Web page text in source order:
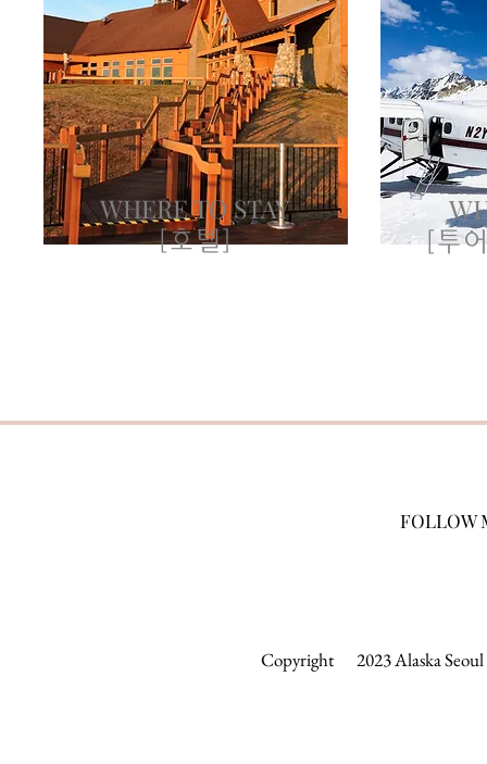
WHERE TO STAY
[호텔] [투
FOLLOW
Copyright 2023 Alaska Seoul